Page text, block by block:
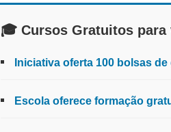
🎓 Cursos Gratuitos para
Iniciativa oferta 100 bolsas
Escola oferece formação